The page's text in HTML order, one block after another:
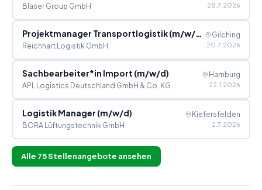
Blaser Group GmbH 28.7.2026
Projektmanager Transportlogistik (m/w/x) Schwerpunkt Distributions- & Messelogistik
Reichhart Logistik GmbH
Gilching
20.7.2026
Sachbearbeiter*in Import (m/w/d)
APL Logistics Deutschland GmbH & Co. KG
Hamburg
22.1.2026
Logistik Manager (m/w/d)
BORA Lüftungstechnik GmbH
Kiefersfelden
2.7.2026
Alle 75Stellenangebote ansehen